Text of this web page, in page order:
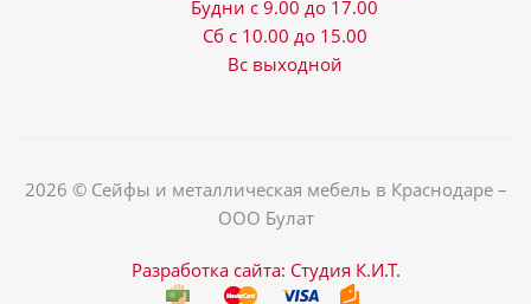
Будни с 9.00 до 17.00
Сб с 10.00 до 15.00
Вс выходной
2026 © Сейфы и металлическая мебель в Краснодаре –
ООО Булат
Разработка сайта: Студия К.И.Т.